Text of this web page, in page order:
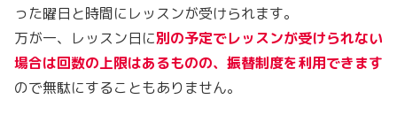
った曜日と時間にレッスンが受けられます。
万が一、レッスン日に別の予定でレッスンが受けられない
場合は回数の上限はあるものの、振替制度を利用できます
ので無駄にすることもありません。